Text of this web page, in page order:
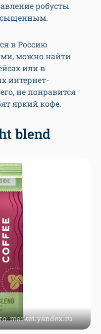
робусты
в Россию
можно найти
или в
интернет-
не понравится
яркий кофе.
blend
market.yandex.ru